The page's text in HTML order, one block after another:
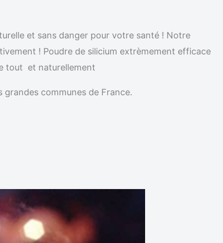
et sans danger pour votre santé ! Notre
! Poudre de silicium extrèmement efficace
tout et naturellement
communes de France.